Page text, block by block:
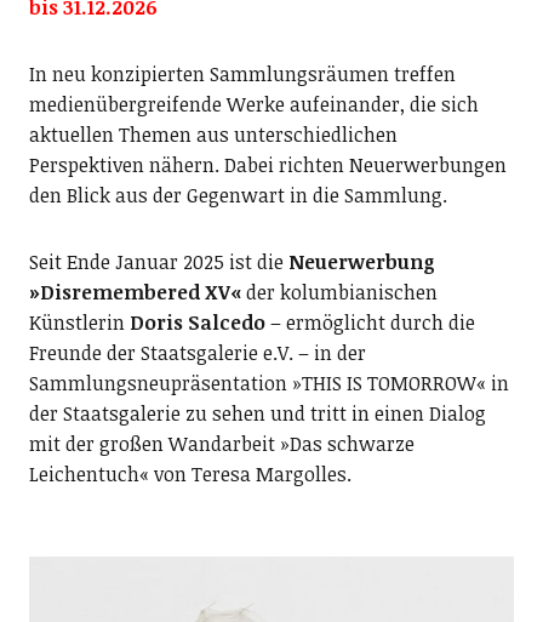
bis 31.12.2026
In neu konzipierten Sammlungsräumen treffen
medienübergreifende Werke aufeinander, die sich
aktuellen Themen aus unterschiedlichen
Perspektiven nähern. Dabei richten Neuerwerbungen
den Blick aus der Gegenwart in die Sammlung.
Seit Ende Januar 2025 ist die Neuerwerbung
»Disremembered XV«der kolumbianischen
Künstlerin Doris Salcedo– ermöglicht durch die
Freunde der Staatsgalerie e.V. – in der
Sammlungsneupräsentation »THIS IS TOMORROW« in
der Staatsgalerie zu sehen und tritt in einen Dialog
mit der großen Wandarbeit »Das schwarze
Leichentuch« von Teresa Margolles.